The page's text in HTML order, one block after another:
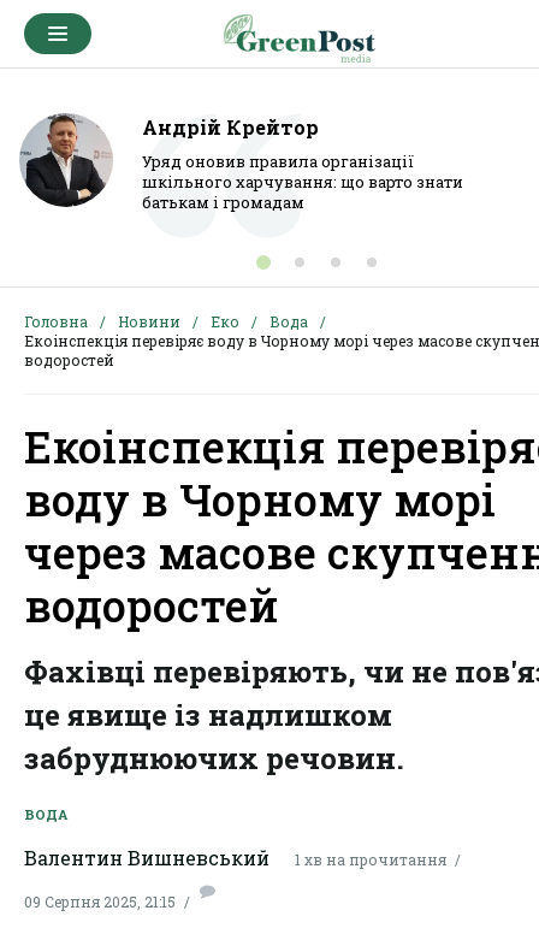
Андрій Крейтор
Уряд оновив правила організації
шкільного харчування: що варто знати
батькам і громадам
Головна Новини Еко
Вода
Екоінспекція перевіряє воду в Чорному морі через масове
водоростей
Екоінспекція
воду в Чорному морі
через масове
водоростей
Фахівці перевіряють, чи не
це явище із надлишком
забруднюючих речовин.
ВОДА
Валентин Вишневський 1 хв на прочитання
09 Серпня 2025, 21:15